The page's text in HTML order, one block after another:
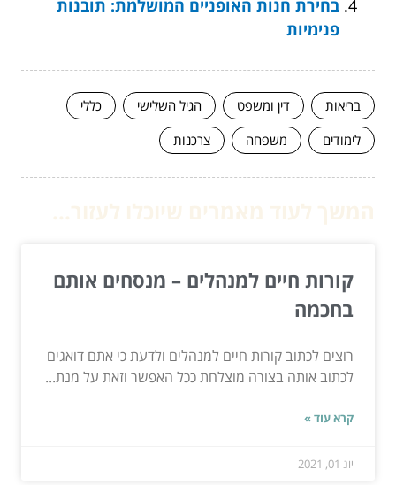
בחירת חנות האופניים המושלמת: תובנות
פנימיות
בריאות דין ומשפט הגיל השלישי
כללי
לימודים
משפחה צרכנות
קורות חיים למנהלים – מנסחים אותם
בחכמה
רוצים לכתוב קורות חיים למנהלים ולדעת כי אתם דואגים
לכתוב אותה בצורה מוצלחת ככל האפשר וזאת על מנת...
קרא עוד »
יונ 01, 2021